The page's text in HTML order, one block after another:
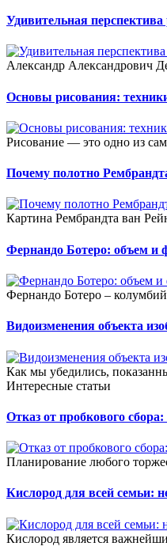
Удивительная
Александр Александрович
Основы рисования:
Рисование — это одно из
Почему полотно
Картина Рембрандта ван
Фернандо Ботеро: объем и
Фернандо Ботеро –
Видоизменения объекта
Как мы убедились,
Интересные статьи
Отказ от пробкового
Планирование любого
Кислород для всей семьи:
Кислород является